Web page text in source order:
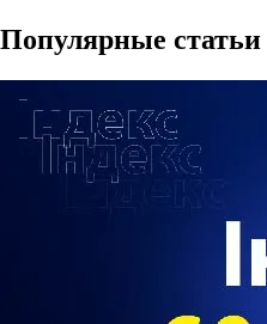
Популярные